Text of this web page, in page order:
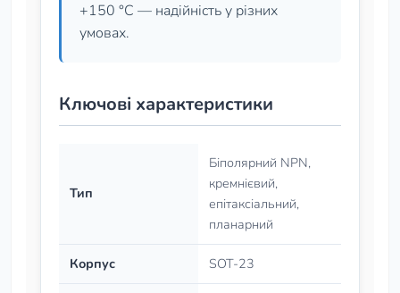
+150 °C — надійність у різних
умовах.
Ключові характеристики
Тип
Біполярний NPN,
кремнієвий,
епітаксіальний,
планарний
Корпус SOT-23